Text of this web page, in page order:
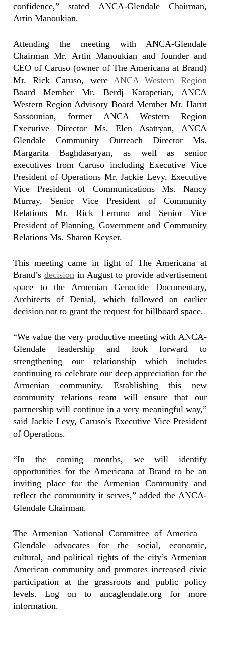
confidence,” stated ANCA-Glendale Chairman,
Artin Manoukian.
Attending the meeting with ANCA-Glendale
Chairman Mr. Artin Manoukian and founder and
CEO of Caruso (owner of The Americana at Brand)
Mr. Rick Caruso, were ANCA Western Region
Board Member Mr. Berdj Karapetian, ANCA
Western Region Advisory Board Member Mr. Harut
Sassounian, former ANCA Western Region
Executive Director Ms. Elen Asatryan, ANCA
Glendale Community Outreach Director Ms.
Margarita Baghdasaryan, as well as senior
executives from Caruso including Executive Vice
President of Operations Mr. Jackie Levy, Executive
Vice President of Communications Ms. Nancy
Murray, Senior Vice President of Community
Relations Mr. Rick Lemmo and Senior Vice
President of Planning, Government and Community
Relations Ms. Sharon Keyser.
This meeting came in light of The Americana at
Brand’s decisionin August to provide advertisement
space to the Armenian Genocide Documentary,
Architects of Denial, which followed an earlier
decision not to grant the request for billboard space.
“We value the very productive meeting with ANCA-
Glendale leadership and look forward to
strengthening our relationship which includes
continuing to celebrate our deep appreciation for the
Armenian community. Establishing this new
community relations team will ensure that our
partnership will continue in a very meaningful way,”
said Jackie Levy, Caruso’s Executive Vice President
of Operations.
“In the coming months, we will identify
opportunities for the Americana at Brand to be an
inviting place for the Armenian Community and
reflect the community it serves,” added the ANCA-
Glendale Chairman.
The Armenian National Committee of America –
Glendale advocates for the social, economic,
cultural, and political rights of the city’s Armenian
American community and promotes increased civic
participation at the grassroots and public policy
levels. Log on to ancaglendale.org for more
information.